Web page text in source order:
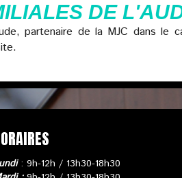
DE
partenaire de la MJC dans le
: 9h-12h / 13h30-18h30